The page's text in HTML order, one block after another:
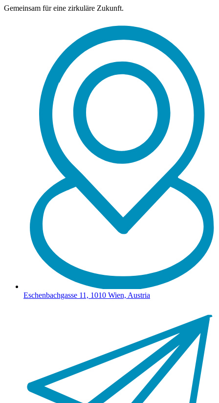
Gemeinsam für eine zirkuläre Zukunft.
Eschenbachgasse 11, 1010 Wien, Austria